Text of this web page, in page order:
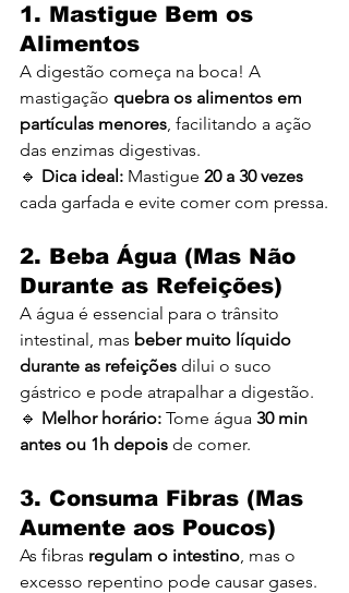
1. Mastigue Bem os
Alimentos
A digestão começa na boca! A
mastigação quebra os alimentos em
partículas menores , facilitando a ação
das enzimas digestivas.
🔹 Dica ideal: Mastigue 20 a 30 vezes
cada garfada e evite comer com pressa.
2. Beba Água (Mas Não
Durante as Refeições)
A água é essencial para o trânsito
intestinal, mas beber muito líquido
durante as refeições dilui o suco
gástrico e pode atrapalhar a digestão.
🔹 Melhor horário: Tome água 30 min
antes ou 1h depois de comer.
3. Consuma Fibras (Mas
Aumente aos Poucos)
As fibras regulam o intestino , mas o
excesso repentino pode causar gases.